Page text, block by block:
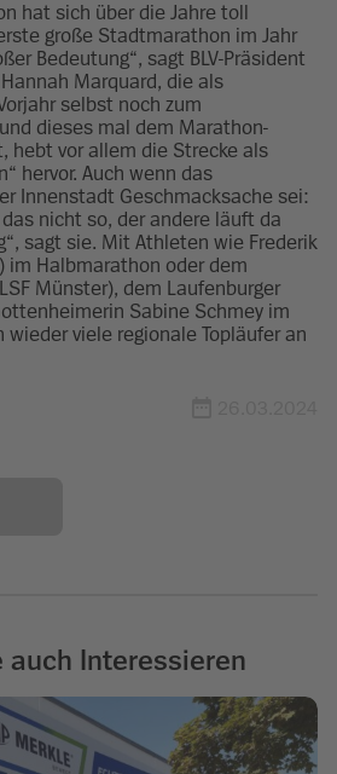
hat sich über die Jahre toll
große Stadtmarathon im Jahr
Bedeutung“, sagt BLV-Präsident
Marquard, die als
selbst noch zum
dieses mal dem Marathon-
hebt vor allem die Strecke als
hervor. Auch wenn das
Innenstadt Geschmacksache sei:
nicht so, der andere läuft da
sagt sie. Mit Athleten wie Frederik
im Halbmarathon oder dem
Münster), dem Laufenburger
Sabine Schmey im
viele regionale Topläufer an
auch Interessieren